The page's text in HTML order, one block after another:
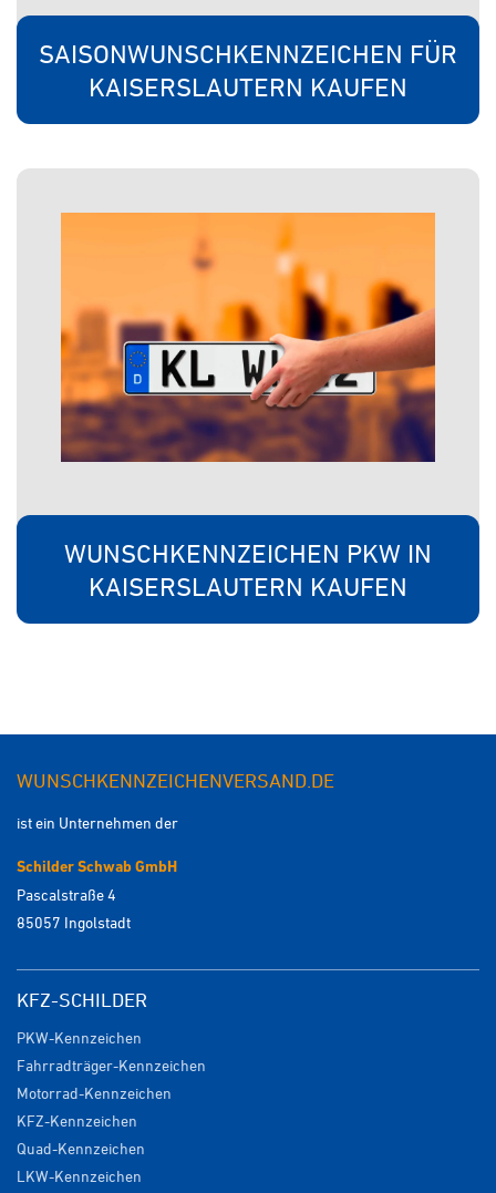
SAISONWUNSCHKENNZEICHEN FÜR
KAISERSLAUTERN KAUFEN
WUNSCHKENNZEICHEN PKW IN
KAISERSLAUTERN KAUFEN
WUNSCHKENNZEICHENVERSAND.DE
ist ein Unternehmen der
Schilder Schwab GmbH
Pascalstraße 4
85057 Ingolstadt
KFZ-SCHILDER
PKW-Kennzeichen
Fahrradträger-Kennzeichen
Motorrad-Kennzeichen
KFZ-Kennzeichen
Quad-Kennzeichen
LKW-Kennzeichen